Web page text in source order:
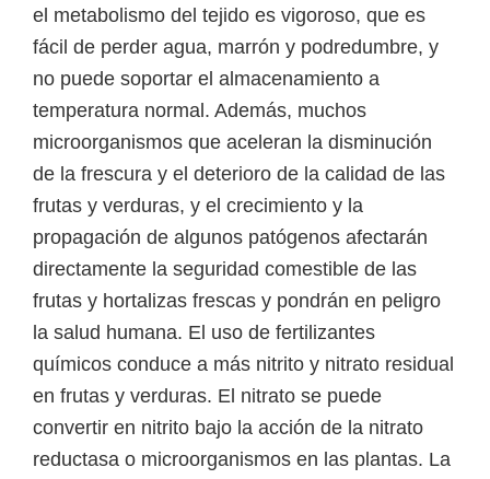
el metabolismo del tejido es vigoroso, que es
fácil de perder agua, marrón y podredumbre, y
no puede soportar el almacenamiento a
temperatura normal. Además, muchos
microorganismos que aceleran la disminución
de la frescura y el deterioro de la calidad de las
frutas y verduras, y el crecimiento y la
propagación de algunos patógenos afectarán
directamente la seguridad comestible de las
frutas y hortalizas frescas y pondrán en peligro
la salud humana. El uso de fertilizantes
químicos conduce a más nitrito y nitrato residual
en frutas y verduras. El nitrato se puede
convertir en nitrito bajo la acción de la nitrato
reductasa o microorganismos en las plantas. La